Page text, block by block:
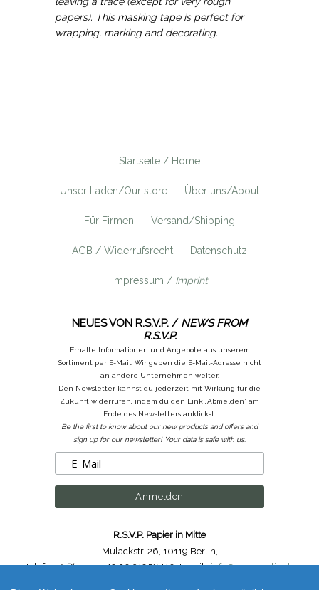
papers). This masking tape is perfect for
wrapping, marking and decorating.
Startseite / Home
Unser Laden/Our store Über uns/About
Für Firmen Versand/Shipping
AGB / Widerrufsrecht Datenschutz
Impressum / Imprint
NEUES VON R.S.V.P. / NEWS FROM
R.S.V.P.
Erhalte Informationen und Angebote aus unserem
Sortiment per E-Mail. Wir geben die E-Mail-Adresse nicht
an andere Unternehmen weiter.
Den Newsletter kannst du jederzeit mit Wirkung für die
Zukunft widerrufen, indem du den Link „Abmelden“ am
Ende des Newsletters anklickst.
Be the first to know about our new products and offers and
sign up for our newsletter! Your data is safe with us.
R.S.V.P. Papier in Mitte
Mulackstr. 26 10119 Berlin
Telefon /Phone: ++49.30.31956410,Email :info@rsvp-berlin.de